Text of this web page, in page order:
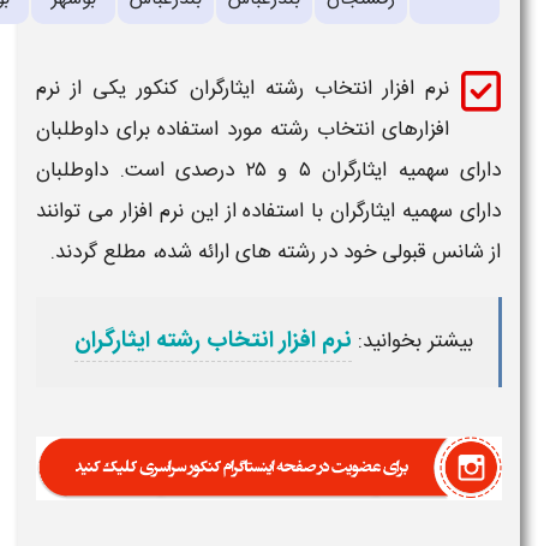
نرم افزار انتخاب رشته ایثارگران کنکور یکی از نرم
افزارهای انتخاب رشته مورد استفاده برای داوطلبان
سهمیه ایثارگران ۵ و ۲۵ درصدیاست. داوطلبان
سهمیه ایثارگرانبا استفاده از این نرم افزار می توانند
شانسقبولیخود در رشته های ارائه شده، مطلع گردند.
بیشتر بخوانید:نرم افزار انتخاب رشته ایثارگران